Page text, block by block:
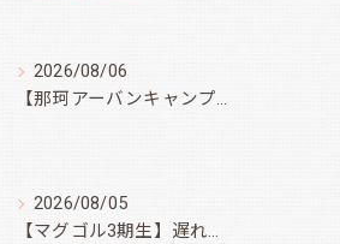
2026/08/06
【那珂アーバンキャンプフィールド】
2026/08/05
【マグゴル3期生】遅ればせながら